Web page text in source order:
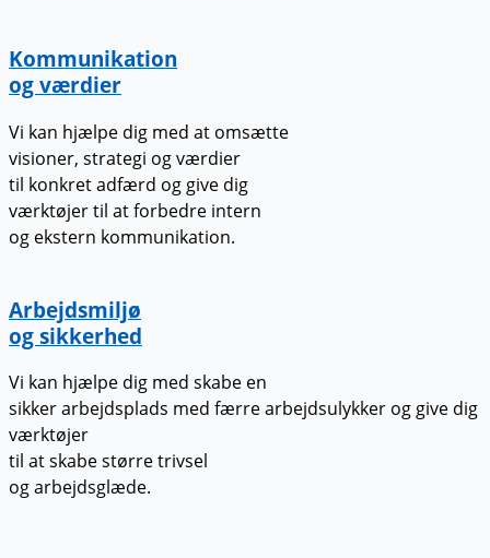
Kommunikation
og værdier
Vi kan hjælpe dig med at omsætte
visioner, strategi og værdier
til konkret adfærd og give dig
værktøjer til at forbedre intern
og ekstern kommunikation.
Arbejdsmiljø
og sikkerhed
Vi kan hjælpe dig med skabe en
sikker arbejdsplads med færre arbejdsulykker og give dig
værktøjer
til at skabe større trivsel
og arbejdsglæde.